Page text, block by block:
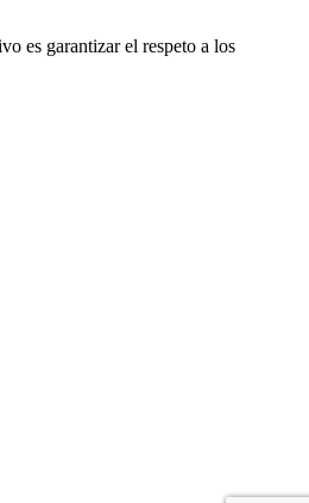
es garantizar el respeto a los